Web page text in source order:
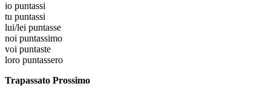
io puntassi
tu puntassi
lui/lei puntasse
noi puntassimo
voi puntaste
loro puntassero
Trapassato Prossimo